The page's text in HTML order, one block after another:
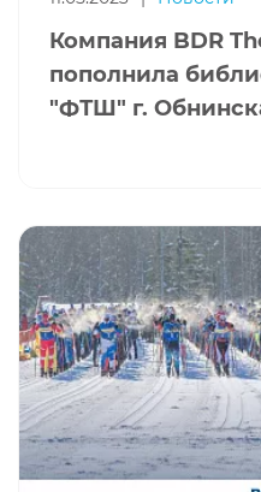
Компания BDR
пополнила
"ФТШ" г.